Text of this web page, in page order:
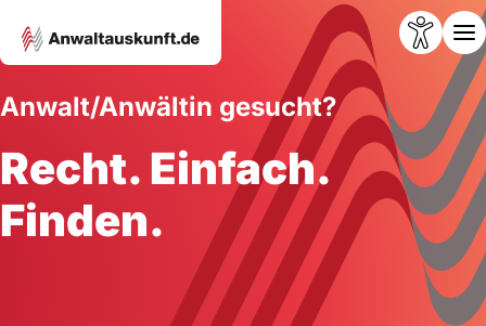
Anwalt/Anwältin gesucht?
Recht. Einfach.
Finden.